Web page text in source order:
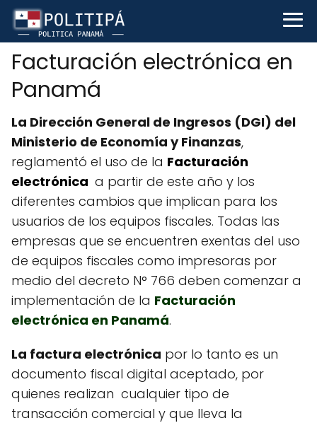
Facturación electrónica en
Panamá
La Dirección General de Ingresos (DGI) del
Ministerio de Economía y Finanzas,
reglamentó el uso de la Facturación
electrónica a partir de este año y los
diferentes cambios que implican para los
usuarios de los equipos fiscales. Todas las
empresas que se encuentren exentas del uso
de equipos fiscales como impresoras por
medio del decreto N° 766 deben comenzar a
implementación de la Facturación
electrónica en Panamá.
La factura electrónica por lo tanto es un
documento fiscal digital aceptado, por
quienes realizan cualquier tipo de
transacción comercial y que lleva la